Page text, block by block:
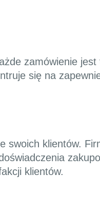
zamówienie
się na
swoich klientów.
klientów.